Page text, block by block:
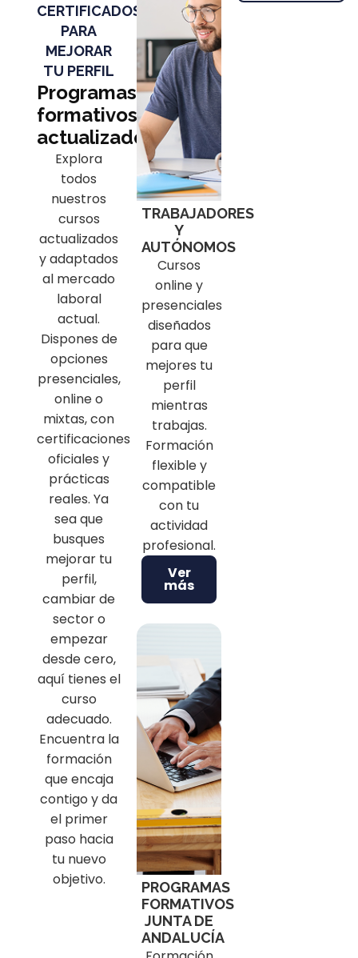
CERTIFICADOS
PARA
MEJORAR
TU PERFIL
Programas
formativos
actualizados
Explora
todos
nuestros
cursos
actualizados
y adaptados
al mercado
laboral
actual.
Dispones de
opciones
presenciales,
online o
mixtas, con
certificaciones
oficiales y
prácticas
reales. Ya
sea que
busques
mejorar tu
perfil,
cambiar de
sector o
empezar
desde cero,
aquí tienes el
curso
adecuado.
Encuentra la
formación
que encaja
contigo y da
el primer
paso hacia
tu nuevo
objetivo.
TRABAJADORES
Y
AUTÓNOMOS
Cursos
online y
presenciales
diseñados
para que
mejores tu
perfil
mientras
trabajas.
Formación
flexible y
compatible
con tu
actividad
profesional.
Ver
más
PROGRAMAS
FORMATIVOS
JUNTA DE
ANDALUCÍA